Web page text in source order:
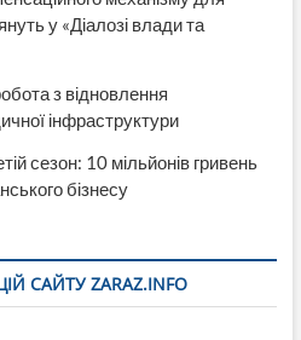
у «Діалозі влади та
з відновлення
інфраструктури
сезон: 10 мільйонів гривень
бізнесу
САЙТУ ZARAZ.INFO